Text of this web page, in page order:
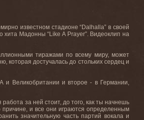
известном стадионе “Dalhalla” в своей
хита Мадонны “Like A Prayer”. Видеоклип на
тиражами по всему миру, может
которая достучалась до стольких сердец и
и Великобритании и второе - в Германии,
за ней стоит, до того, как ты начнешь
причине, и все они играются определенным
значительную часть партий вокала и